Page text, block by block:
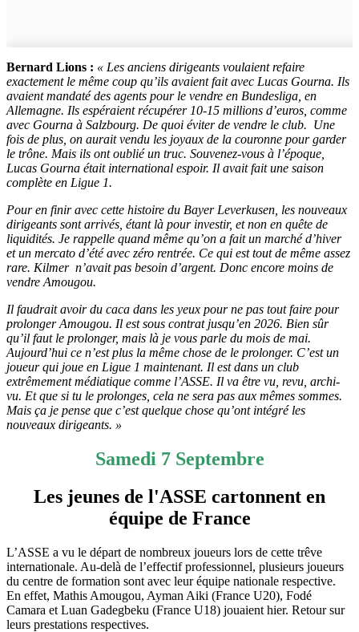
Bernard Lions : « Les anciens dirigeants voulaient refaire
exactement le même coup qu’ils avaient fait avec Lucas Gourna. Ils
avaient mandaté des agents pour le vendre en Bundesliga, en
Allemagne. Ils espéraient récupérer 10-15 millions d’euros, comme
avec Gourna à Salzbourg. De quoi éviter de vendre le club. Une
fois de plus, on aurait vendu les joyaux de la couronne pour garder
le trône. Mais ils ont oublié un truc. Souvenez-vous à l’époque,
Lucas Gourna était international espoir. Il avait fait une saison
complète en Ligue 1.
Pour en finir avec cette histoire du Bayer Leverkusen, les nouveaux
dirigeants sont arrivés, étant là pour investir, et non en quête de
liquidités. Je rappelle quand même qu’on a fait un marché d’hiver
et un mercato d’été avec zéro rentrée. Ce qui est tout de même assez
rare. Kilmer n’avait pas besoin d’argent. Donc encore moins de
vendre Amougou.
Il faudrait avoir du caca dans les yeux pour ne pas tout faire pour
prolonger Amougou. Il est sous contrat jusqu’en 2026. Bien sûr
qu’il faut le prolonger, mais là je vous parle du mois de mai.
Aujourd’hui ce n’est plus la même chose de le prolonger. C’est un
joueur qui joue en Ligue 1 maintenant. Il est dans un club
extrêmement médiatique comme l’ASSE. Il va être vu, revu, archi-
vu. Et que si tu le prolonges, cela ne sera pas aux mêmes sommes.
Mais ça je pense que c’est quelque chose qu’ont intégré les
nouveaux dirigeants. »
Samedi 7 Septembre
Les jeunes de l'ASSE cartonnent en
équipe de France
L’ASSE a vu le départ de nombreux joueurs lors de cette trêve
internationale. Au-delà de l’effectif professionnel, plusieurs joueurs
du centre de formation sont avec leur équipe nationale respective.
En effet, Mathis Amougou, Ayman Aiki (France U20), Fodé
Camara et Luan Gadegbeku (France U18) jouaient hier. Retour sur
leurs prestations respectives.